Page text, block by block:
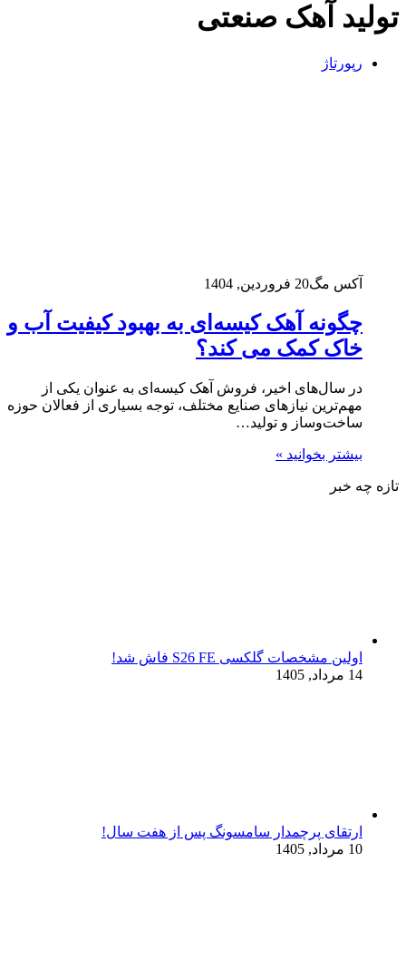
تولید آهک صنعتی
رپورتاژ
آکس مگ20 فروردین, 1404
چگونه آهک کیسه‌ای به بهبود کیفیت آب و
خاک کمک می‌ کند؟
در سال‌های اخیر، فروش آهک کیسه‌ای به عنوان یکی از
مهم‌ترین نیازهای صنایع مختلف، توجه بسیاری از فعالان حوزه
ساخت‌وساز و تولید…
بیشتر بخوانید »
تازه چه خبر
اولین مشخصات گلکسی S26 FE فاش شد!
14 مرداد, 1405
ارتقای پرچمدار سامسونگ پس از هفت سال!
10 مرداد, 1405